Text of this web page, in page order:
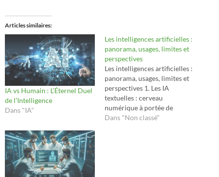
Articles similaires
IA vs Humain : L’Éternel Duel
de l’Intelligence
Dans "IA"
Les intelligences artificielles :
panorama, usages, limites et
perspectives
Les intelligences artificielles :
panorama, usages, limites et
perspectives 1. Les IA
textuelles : cerveau
numérique à portée de
clavier Les intelligences
Dans "Non classé"